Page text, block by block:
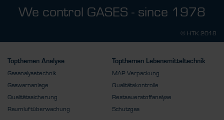
We control GASES - since 1978
© HTK 2018
Topthemen Analyse
Gasanalysetechnik
Gaswarnanlage
Qualitätssicherung
Raumluftüberwachung
Topthemen Lebensmitteltechnik
MAP Verpackung
Qualitätskontrolle
Restsauerstoffanalyse
Schutzgas